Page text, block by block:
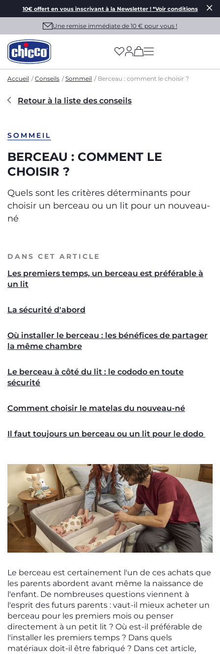
10€ offert en vous inscrivant à la Newsletter ! *Voir conditions
Une remise immédiate de 10 € pour vous !
(has more options
Accueil Conseils Sommeil Berceau : comment le choisir ?
Retour à la liste des conseils
SOMMEIL
BERCEAU : COMMENT LE
CHOISIR ?
Quels sont les critères déterminants pour
choisir un berceau ou un lit pour un nouveau-
né
DANS CET ARTICLE
Les premiers temps, un berceau est préférable à
un lit
La sécurité d'abord
Où installer le berceau : les bénéfices de partager
la même chambre
Le berceau à côté du lit : le cododo en toute
sécurité
Comment choisir le matelas du nouveau-né
Il faut toujours un berceau ou un lit pour le dodo
Le berceau est certainement l'un de ces achats que
les parents abordent avant même la naissance de
l'enfant. De nombreuses questions viennent à
l'esprit des futurs parents : vaut-il mieux acheter un
berceau pour les premiers mois ou penser
directement à un petit lit ? Où est-il préférable de
l'installer les premiers temps ? Dans quels
matériaux doit-il être fabriqué ? Dans cet article,